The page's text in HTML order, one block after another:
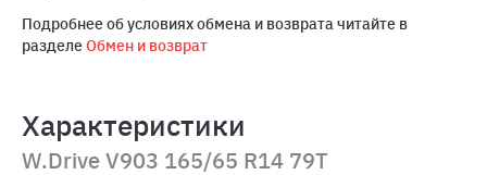
Подробнее об условиях обмена и возврата читайте в
разделеОбмен и возврат
Характеристики
W.Drive V903 165/65 R14 79T